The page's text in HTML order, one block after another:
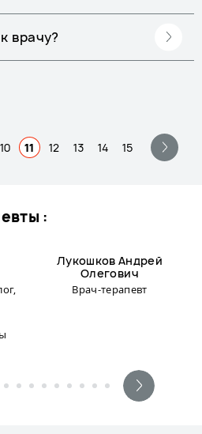
врачу?
10 11 12 13 14 15
:
Лукошков Андрей
Олегович
Врач-терапевт